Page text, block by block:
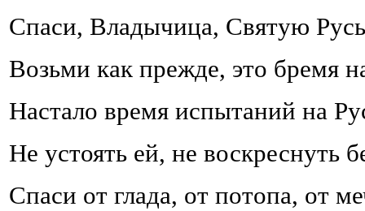
Спаси, Владычица, Святую
Возьми как прежде, это бремя
Настало время испытаний на
Не устоять ей, не воскреснуть
Спаси от глада, от потопа, от